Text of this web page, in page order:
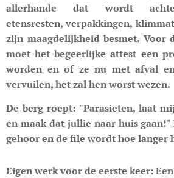
allerhande dat wordt
etensresten, verpakkingen,
zijn maagdelijkheid besmet. Voor
moet het begeerlijke attest een
worden en of ze nu met afval
vervuilen, het zal hen worst wezen.
De berg roept: "Parasieten, laat
en maak dat jullie naar huis
gehoor en de file wordt hoe langer
Eigen werk voor de eerste keer: